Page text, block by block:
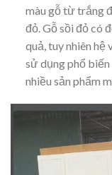
màu gỗ từ trắng
đỏ. Gỗ sồi đỏ có
quả, tuy nhiên
sử dụng phổ biến
nhiều sản phẩm